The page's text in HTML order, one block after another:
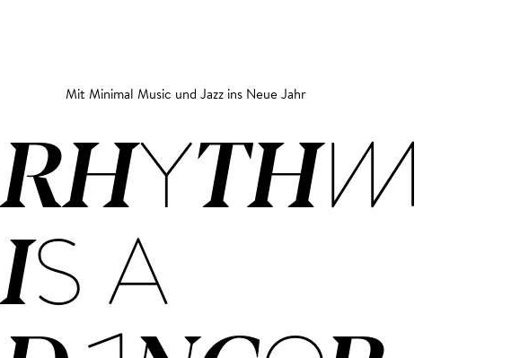
Mit Minimal Music und Jazz ins Neue Jahr
RHYTHM
IS A